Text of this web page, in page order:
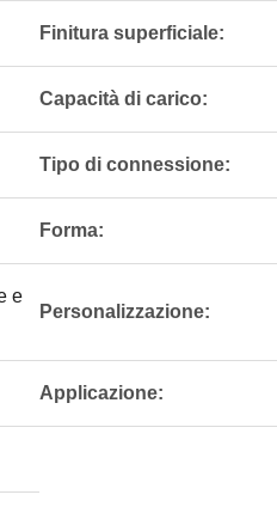
Finitura superficiale:
Capacità di carico:
Tipo di connessione:
Forma:
e
Personalizzazione:
Applicazione: